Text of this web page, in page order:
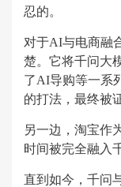
忍的。
对于AI与电商融
楚。它将千问大
了AI导购等一系
的打法，最终被
另一边，淘宝作
时间被完全融入
直到如今，千问